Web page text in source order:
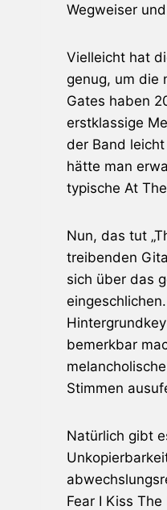
Wegweiser
Vielleicht hat
genug, um die
Gates haben
erstklassige
der Band
hätte man
typische At
Nun, das tut
treibenden
sich über das
bemerkbar
Stimmen
Natürlich gibt
Fear I Kiss